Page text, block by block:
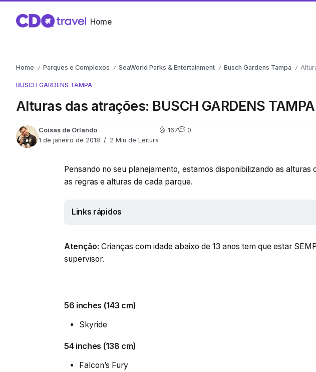
Home
Home / Parques e Complexos / SeaWorld Parks & Entertainment / Busch Gardens Tampa /
BUSCH GARDENS TAMPA
Alturas das atrações: BUSCH GARDENS
Coisas de Orlando
1 de janeiro de 2018
2 Min de Leitura
167 0
Pensando no seu planejamento, estamos disponibilizando as alturas
as regras e alturas de cada parque.
Links rápidos
Atenção: Crianças com idade abaixo de 13 anos tem que estar
supervisor.
56 inches (143 cm)
Skyride
54 inches (138 cm)
Falcon’s Fury